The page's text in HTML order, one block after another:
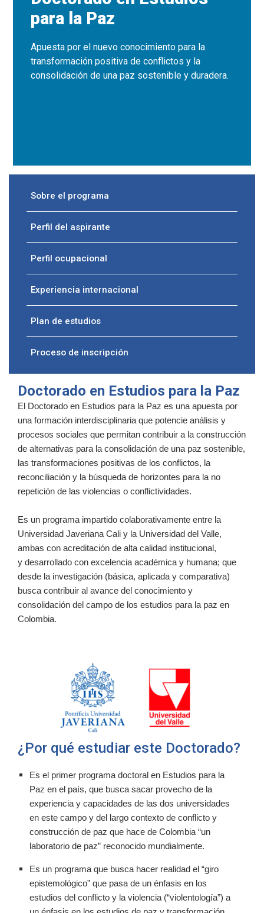
para la Paz
Apuesta por el nuevo conocimiento para la
transformación positiva de conflictos y la
consolidación de una paz sostenible y duradera.
Sobre el programa
Perfil del aspirante
Perfil ocupacional
Experiencia internacional
Plan de estudios
Proceso de inscripción
Doctorado en Estudios para la Paz
El Doctorado en Estudios para la Paz es una apuesta por
una formación interdisciplinaria que potencie análisis y
procesos sociales que permitan contribuir a la construcción
de alternativas para la consolidación de una paz sostenible,
las transformaciones positivas de los conflictos, la
reconciliación y la búsqueda de horizontes para la no
repetición de las violencias o conflictividades.
Es un programa impartido colaborativamente entre la
Universidad Javeriana Cali y la Universidad del Valle,
ambas con acreditación de alta calidad institucional,
y desarrollado con excelencia académica y humana; que
desde la investigación (básica, aplicada y comparativa)
busca contribuir al avance del conocimiento y
consolidación del campo de los estudios para la paz en
Colombia.
¿Por qué estudiar este Doctorado?
Es el primer programa doctoral en Estudios para la
Paz en el país, que busca sacar provecho de la
experiencia y capacidades de las dos universidades
en este campo y del largo contexto de conflicto y
construcción de paz que hace de Colombia “un
laboratorio de paz” reconocido mundialmente.
Es un programa que busca hacer realidad el “giro
epistemológico” que pasa de un énfasis en los
estudios del conflicto y la violencia (“violentología”) a